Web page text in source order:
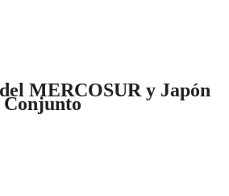
MERCOSUR y Japón
Conjunto